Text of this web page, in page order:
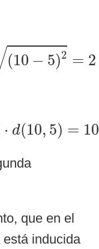
(10 − 5)2 = 2
(10−5)2=2
⋅ d(10, 5) = 10
⋅d(10 5) 10 c
que en el
inducida